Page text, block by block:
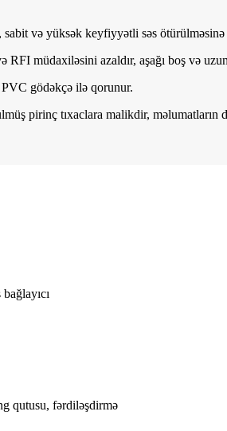
və yüksək keyfiyyətli səs
müdaxiləsini azaldır, aşağı boş və
gödəkçə ilə qorunur.
pirinç tıxaclara malikdir,
qutusu, fərdiləşdirmə